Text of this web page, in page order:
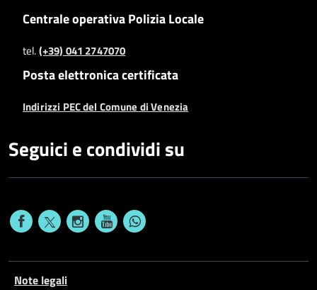
Centrale operativa Polizia Locale
tel.(+39) 041 2747070
Posta elettronica certificata
Indirizzi PEC del Comune di Venezia
Seguici e condividi su
Note legali